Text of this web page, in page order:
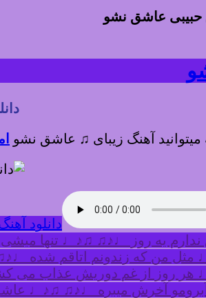
حبیبی عاشق نشو
میتوانید آهنگ زیبای ♫ عاشق نشو
دانلود
یه روز ♩♪♫ ♫♪♩ تنها
من که زندونم اتاقم شده
روز از غم دوریش عذاب می
آخرش میبره ♩♪♫ ♫♪♩ عاشق